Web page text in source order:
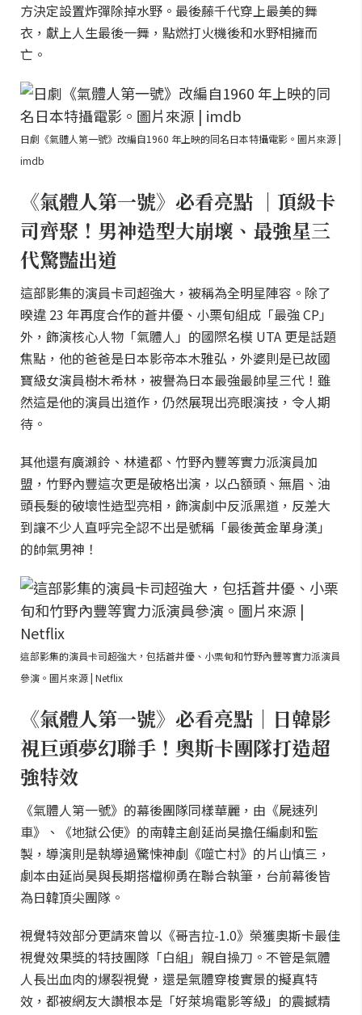
方決定設置炸彈除掉水野。最後藤千代穿上最美的舞
衣，獻上人生最後一舞，點燃打火機後和水野相擁而
亡。
日劇《氣體人第一號》改編自1960 年上映的同名日本特攝電影。圖片來源 |
imdb
《氣體人第一號》必看亮點 ｜頂級卡
司齊聚！男神造型大崩壞、最強星三
代驚豔出道
這部影集的演員卡司超強大，被稱為全明星陣容。除了
暌違 23 年再度合作的蒼井優、小栗旬組成「最強 CP」
外，飾演核心人物「氣體人」的國際名模 UTA 更是話題
焦點，他的爸爸是日本影帝本木雅弘，外婆則是已故國
寶級女演員樹木希林，被譽為日本最強最帥星三代！雖
然這是他的演員出道作，仍然展現出亮眼演技，令人期
待。
其他還有廣瀨鈴、林遣都、竹野內豐等實力派演員加
盟，竹野內豐這次更是破格出演，以凸額頭、無眉、油
頭長髮的破壞性造型亮相，飾演劇中反派黑道，反差大
到讓不少人直呼完全認不出是號稱「最後黃金單身漢」
的帥氣男神！
這部影集的演員卡司超強大，包括蒼井優、小栗旬和竹野內豐等實力派演員
參演。圖片來源 | Netflix
《氣體人第一號》必看亮點｜日韓影
視巨頭夢幻聯手！奧斯卡團隊打造超
強特效
《氣體人第一號》的幕後團隊同樣華麗，由《屍速列
車》、《地獄公使》的南韓主創延尚昊擔任編劇和監
製，導演則是執導過驚悚神劇《噬亡村》的片山慎三，
劇本由延尚昊與長期搭檔柳勇在聯合執筆，台前幕後皆
為日韓頂尖團隊。
視覺特效部分更請來曾以《哥吉拉-1.0》榮獲奧斯卡最佳
視覺效果獎的特技團隊「白組」親自操刀。不管是氣體
人長出血肉的爆裂視覺，還是氣體穿梭實景的擬真特
效，都被網友大讚根本是「好萊塢電影等級」的震撼精